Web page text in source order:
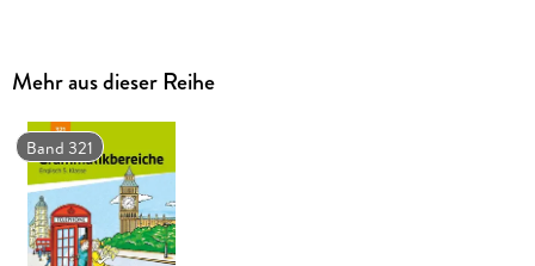
Fakten zum Übungsheft
DIN-A5-Heft
104 Seiten
Liebevoll farbig illustriert
Mit herausnehmbarem Lösungsteil
Mehr aus dieser Reihe
Band 321